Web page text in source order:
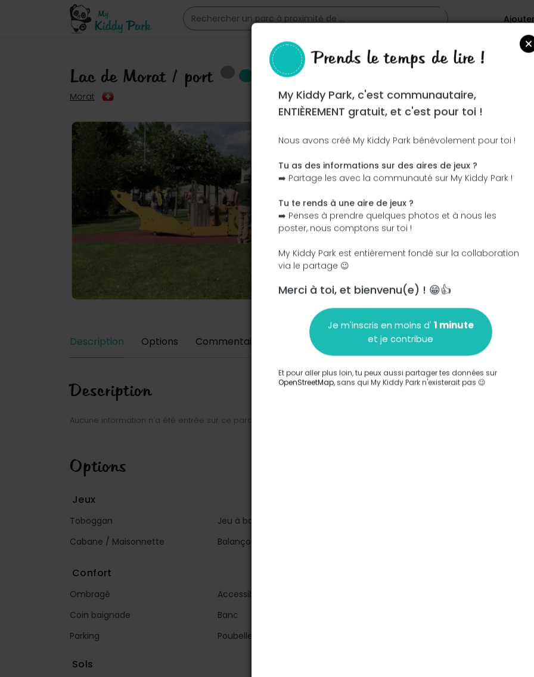
Lac de Morat / port
Morat
Description Options Commentaires Ajouter un commentaire
Description
Aucune information n'a été entrée sur ce parc.
Options
Jeux
Toboggan
Cabane / Maisonnette
Jeu à bascule
Balançoire
Confort
Ombragé
Coin baignade
Parking
Accessible en poussette
Banc
Poubelle
Sols
Prends le temps de lire !
My Kiddy Park, c'est communautaire,
ENTIÈREMENT gratuit, et c'est pour toi !
Nous avons créé My Kiddy Park bénévolement pour toi !
Tu as des informations sur des aires de jeux ?
➡️ Partage les avec la communauté sur My Kiddy Park !
Tu te rends à une aire de jeux ?
➡️ Penses à prendre quelques photos et à nous les
poster, nous comptons sur toi !
My Kiddy Park est entièrement fondé sur la collaboration
via le partage 😉
Merci à toi, et bienvenu(e) ! 😁👍
Je m'inscris en moins d'1 minute
et je contribue
Et pour aller plus loin, tu peux aussi partager tes données sur
OpenStreetMap, sans qui My Kiddy Park n'existerait pas 😉